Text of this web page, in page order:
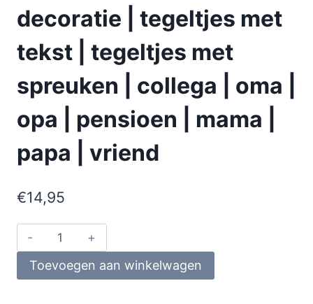
decoratie | tegeltjes met
tekst | tegeltjes met
spreuken | collega | oma |
opa | pensioen | mama |
papa | vriend
€14,95
Toevoegen aan winkelwagen